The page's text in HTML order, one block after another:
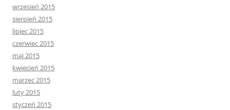
wrzesień 2015
sierpień 2015
lipiec 2015
czerwiec 2015
maj 2015
kwiecień 2015
marzec 2015
luty 2015
styczeń 2015